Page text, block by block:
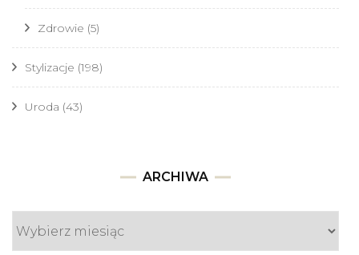
Zdrowie (5)
Stylizacje (198)
Uroda (43)
ARCHIWA
Archiwa